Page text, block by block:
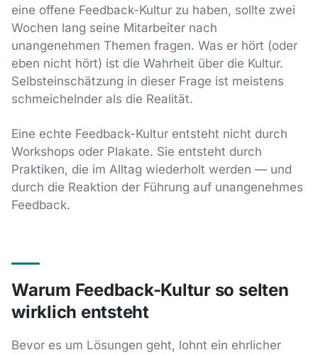
eine offene Feedback-Kultur zu haben, sollte zwei
Wochen lang seine Mitarbeiter nach
unangenehmen Themen fragen. Was er hört (oder
eben nicht hört) ist die Wahrheit über die Kultur.
Selbsteinschätzung in dieser Frage ist meistens
schmeichelnder als die Realität.
Eine echte Feedback-Kultur entsteht nicht durch
Workshops oder Plakate. Sie entsteht durch
Praktiken, die im Alltag wiederholt werden — und
durch die Reaktion der Führung auf unangenehmes
Feedback.
Warum Feedback-Kultur so selten
wirklich entsteht
Bevor es um Lösungen geht, lohnt ein ehrlicher